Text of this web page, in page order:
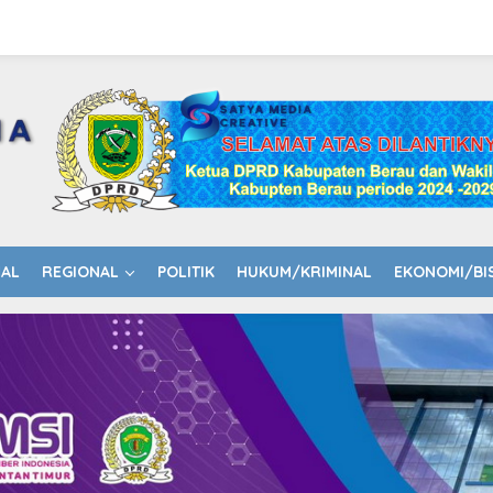
REGIONAL POLITIK HUKUM/KRIMINAL EKONOMI/